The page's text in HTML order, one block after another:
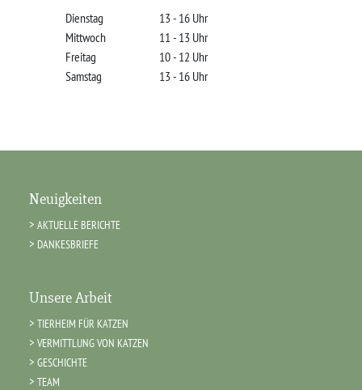
Dienstag
13 - 16 Uhr
Mittwoch
11 - 13 Uhr
Freitag
10 - 12 Uhr
Samstag
13 - 16 Uhr
Neuigkeiten
AKTUELLE BERICHTE
DANKESBRIEFE
Unsere Arbeit
TIERHEIM FÜR KATZEN
VERMITTLUNG VON KATZEN
GESCHICHTE
TEAM